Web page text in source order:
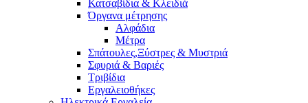
Κατσαβίδια & Κλειδιά
Όργανα μέτρησης
Αλφάδια
Μέτρα
Σπάτουλες,Ξύστρες & Μυστριά
Σφυριά & Βαριές
Τριβίδια
Εργαλειοθήκες